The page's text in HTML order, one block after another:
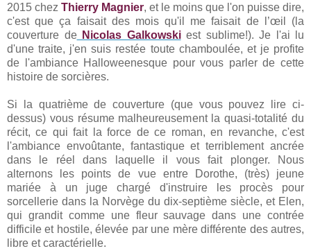
2015 chez Thierry Magnier, et le moins que l'on puisse dire,
c'est que ça faisait des mois qu'il me faisait de l’œil (la
couverture deNicolas Galkowskiest sublime!). Je l'ai lu
d'une traite, j'en suis restée toute chamboulée, et je profite
de l'ambiance Halloweenesque pour vous parler de cette
histoire de sorcières.
Si la quatrième de couverture (que vous pouvez lire ci-
dessus) vous résume malheureusement la quasi-totalité du
récit, ce qui fait la force de ce roman, en revanche, c'est
l'ambiance envoûtante, fantastique et terriblement ancrée
dans le réel dans laquelle il vous fait plonger. Nous
alternons les points de vue entre Dorothe, (très) jeune
mariée à un juge chargé d'instruire les procès pour
sorcellerie dans la Norvège du dix-septième siècle, et Elen,
qui grandit comme une fleur sauvage dans une contrée
difficile et hostile, élevée par une mère différente des autres,
libre et caractérielle.